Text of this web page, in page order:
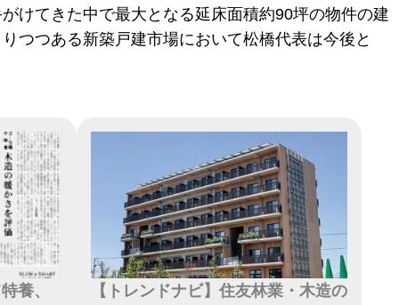
けてきた中で最大となる延床面積約90坪の物件の建
つつある新築戸建市場において松橋代表は今後と
養、
【トレンドナビ】住友林業・木造の